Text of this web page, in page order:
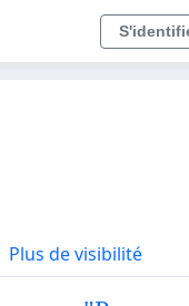
Plus de visibilité